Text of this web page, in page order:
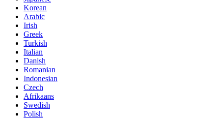
Korean
Arabic
Irish
Greek
Turkish
Italian
Danish
Romanian
Indonesian
Czech
Afrikaans
Swedish
Polish